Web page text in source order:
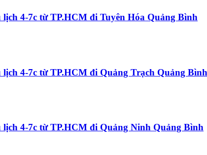
lịch 4-7c từ TP.HCM đi Tuyên Hóa Quảng Bình
lịch 4-7c từ TP.HCM đi Quảng Trạch Quảng Bình
lịch 4-7c từ TP.HCM đi Quảng Ninh Quảng Bình